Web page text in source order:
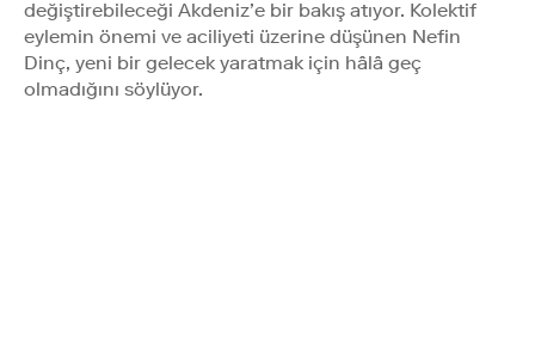
değiştirebileceği Akdeniz’e bir bakış atıyor. Kolektif
eylemin önemi ve aciliyeti üzerine düşünen Nefin
Dinç, yeni bir gelecek yaratmak için hâlâ geç
olmadığını söylüyor.